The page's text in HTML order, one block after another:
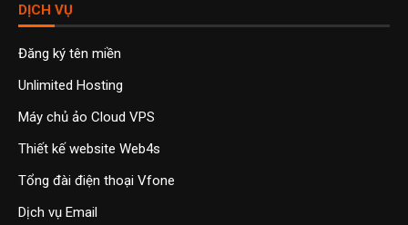
DỊCH VỤ
Đăng ký tên miền
Unlimited Hosting
Máy chủ ảo Cloud VPS
Thiết kế website Web4s
Tổng đài điện thoại Vfone
Dịch vụ Email